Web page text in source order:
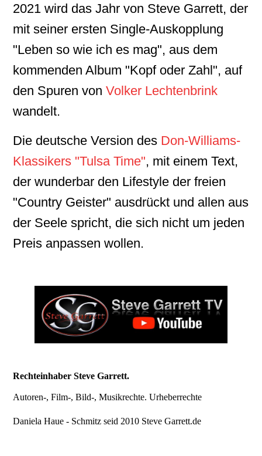
2021 wird das Jahr von Steve Garrett, der
mit seiner ersten Single-Auskopplung
"Leben so wie ich es mag", aus dem
kommenden Album "Kopf oder Zahl", auf
den Spuren vonVolker Lechtenbrink
wandelt.
Die deutsche Version des Don-Williams-
Klassikers "Tulsa Time", mit einem Text,
der wunderbar den Lifestyle der freien
"Country Geister" ausdrückt und allen aus
der Seele spricht, die sich nicht um jeden
Preis anpassen wollen.
Rechteinhaber Steve Garrett.
Autoren-, Film-, Bild-, Musikrechte. Urheberrechte
Daniela Haue - Schmitz seid 2010 Steve Garrett.de